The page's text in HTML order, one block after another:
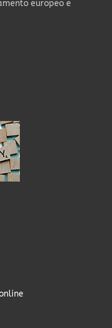
europeo e